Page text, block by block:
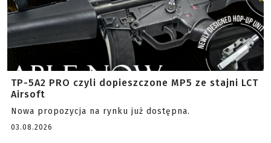
TP-5A2 PRO czyli dopieszczone MP5 ze stajni LCT
Airsoft
Nowa propozycja na rynku już dostępna.
03.08.2026